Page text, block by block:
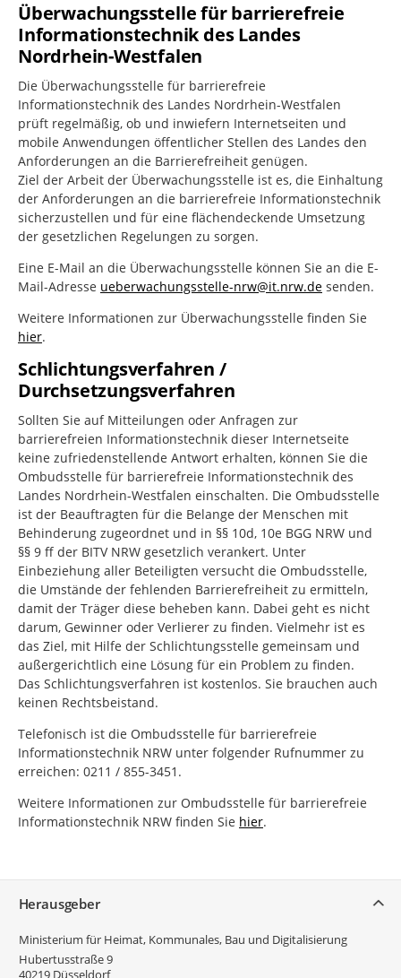
Überwachungsstelle für barrierefreie
Informationstechnik des Landes
Nordrhein-Westfalen
Die Überwachungsstelle für barrierefreie
Informationstechnik des Landes Nordrhein-Westfalen
prüft regelmäßig, ob und inwiefern Internetseiten und
mobile Anwendungen öffentlicher Stellen des Landes den
Anforderungen an die Barrierefreiheit genügen.
Ziel der Arbeit der Überwachungsstelle ist es, die Einhaltung
der Anforderungen an die barrierefreie Informationstechnik
sicherzustellen und für eine flächendeckende Umsetzung
der gesetzlichen Regelungen zu sorgen.
Eine E-Mail an die Überwachungsstelle können Sie an die E-
Mail-Adresse ueberwachungsstelle-nrw@it.nrw.de senden.
Weitere Informationen zur Überwachungsstelle finden Sie
hier.
Schlichtungsverfahren /
Durchsetzungsverfahren
Sollten Sie auf Mitteilungen oder Anfragen zur
barrierefreien Informationstechnik dieser Internetseite
keine zufriedenstellende Antwort erhalten, können Sie die
Ombudsstelle für barrierefreie Informationstechnik des
Landes Nordrhein-Westfalen einschalten. Die Ombudsstelle
ist der Beauftragten für die Belange der Menschen mit
Behinderung zugeordnet und in §§ 10d, 10e BGG NRW und
§§ 9 ff der BITV NRW gesetzlich verankert. Unter
Einbeziehung aller Beteiligten versucht die Ombudsstelle,
die Umstände der fehlenden Barrierefreiheit zu ermitteln,
damit der Träger diese beheben kann. Dabei geht es nicht
darum, Gewinner oder Verlierer zu finden. Vielmehr ist es
das Ziel, mit Hilfe der Schlichtungsstelle gemeinsam und
außergerichtlich eine Lösung für ein Problem zu finden.
Das Schlichtungsverfahren ist kostenlos. Sie brauchen auch
keinen Rechtsbeistand.
Telefonisch ist die Ombudsstelle für barrierefreie
Informationstechnik NRW unter folgender Rufnummer zu
erreichen: 0211 / 855-3451.
Weitere Informationen zur Ombudsstelle für barrierefreie
Informationstechnik NRW finden Sie hier.
Herausgeber
Ministerium für Heimat, Kommunales, Bau und Digitalisierung
Hubertusstraße 9
40219 Düsseldorf